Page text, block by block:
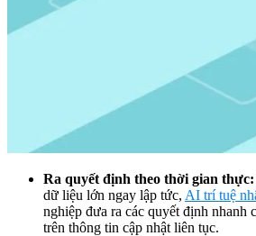
Ra quyết định theo thời gian thực:
dữ liệu lớn ngay lập tức, AI trí tuệ
nghiệp đưa ra các quyết định nhanh
trên thông tin cập nhật liên tục.